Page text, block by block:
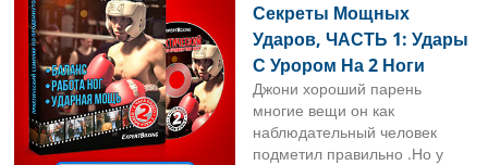
Секреты Мощных
Ударов, ЧАСТЬ 1: Удары
С Урором На 2 Ноги
Джони хороший парень
многие вещи он как
наблюдательный человек
подметил правильно .Но у